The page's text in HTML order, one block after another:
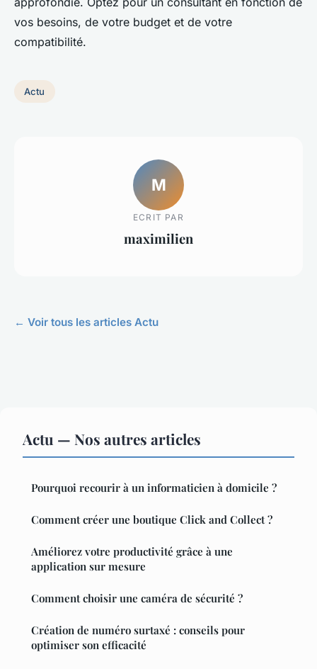
vos besoins, de votre budget et de votre
compatibilité.
Actu
M
ECRIT PAR
maximilien
← Voir tous les articles Actu
Actu — Nos autres articles
Pourquoi recourir à un informaticien à domicile ?
Comment créer une boutique Click and Collect ?
Améliorez votre productivité grâce à une
application sur mesure
Comment choisir une caméra de sécurité ?
Création de numéro surtaxé : conseils pour
optimiser son efficacité